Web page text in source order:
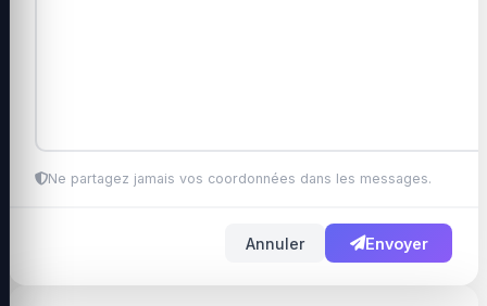
Ne partagez jamais vos coordonnées dans les messages.
Annuler Envoyer